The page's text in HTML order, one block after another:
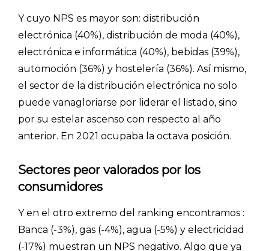
Y cuyo NPS es mayor son: distribución
electrónica (40%), distribución de moda (40%),
electrónica e informática (40%), bebidas (39%),
automoción (36%) y hostelería (36%). Así mismo,
el sector de la distribución electrónica no solo
puede vanagloriarse por liderar el listado, sino
por su estelar ascenso con respecto al año
anterior. En 2021 ocupaba la octava posición.
Sectores peor valorados por los
consumidores
Y en el otro extremo del ranking encontramos :
Banca (-3%), gas (-4%), agua (-5%) y electricidad
(-17%) muestran un NPS negativo. Algo que ya